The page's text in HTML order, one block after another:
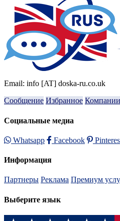
Email: info [AT] doska-ru.co.uk
Сообщение Избранное Компании
Социальные медиа
Whatsapp Facebook
Информация
Партнеры Реклама Премиум
Выберите язык